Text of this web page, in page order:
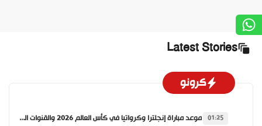
Latest Stories
كرونو
01:25 موعد مباراة إنجلترا وكرواتيا في كأس العالم 2026 والقنوات الناقلة